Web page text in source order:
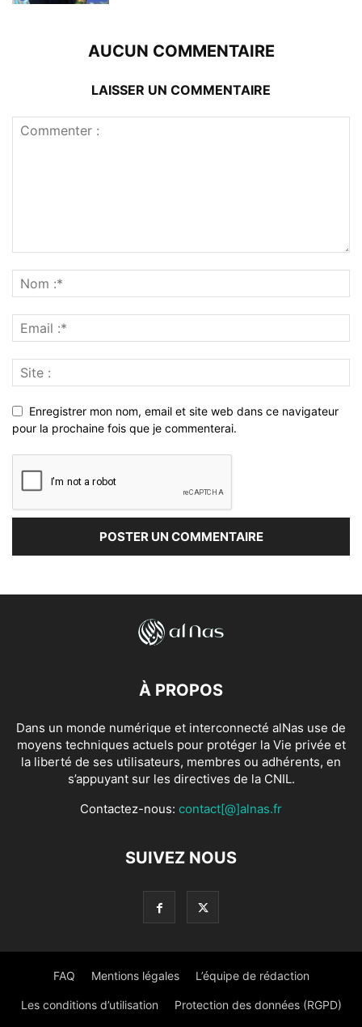
AUCUN COMMENTAIRE
LAISSER UN COMMENTAIRE
Enregistrer mon nom, email et site web dans ce navigateur
pour la prochaine fois que je commenterai.
À PROPOS
Dans un monde numérique et interconnecté alNas use de
moyens techniques actuels pour protéger la Vie privée et
la liberté de ses utilisateurs, membres ou adhérents, en
s’appuyant sur les directives de la CNIL.
Contactez-nous: contact[@]alnas.fr
SUIVEZ NOUS
FAQ Mentions légales L’équipe de rédaction
Les conditions d’utilisation Protection des données (RGPD)